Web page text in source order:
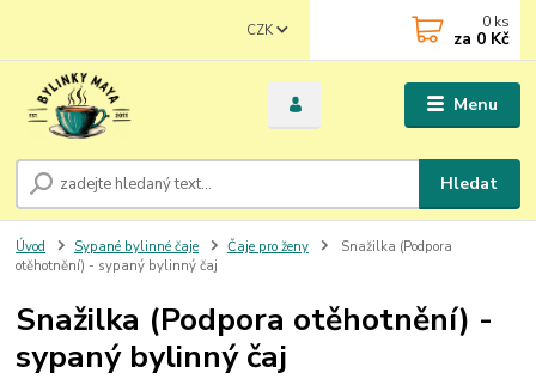
Menu
CZK
Hledat
0 ks
za 0 Kč
Úvod Sypané bylinné čaje Čaje pro ženy
Snažilka (Podpora
otěhotnění) - sypaný bylinný čaj
Snažilka (Podpora otěhotnění) -
sypaný bylinný čaj